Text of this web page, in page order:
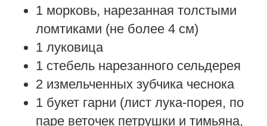
1 морковь, нарезанная толстыми
ломтиками (не более 4 см)
1 луковица
1 стебель нарезанного сельдерея
2 измельченных зубчика чеснока
1 букет гарни (лист лука-порея, по
паре веточек петрушки и тимьяна,